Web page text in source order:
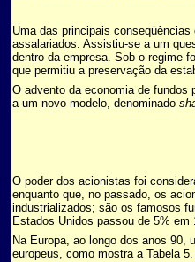
Uma das principais
assalariados. Assistiu-se a um
dentro da empresa. Sob o regime
que permitiu a preservação da
O advento da economia de fundos
a um novo modelo, denominado
O poder dos acionistas foi
enquanto que, no passado, os
industrializados; são os famosos
Estados Unidos passou de 5%
Na Europa, ao longo dos anos
europeus, como mostra a Tabela